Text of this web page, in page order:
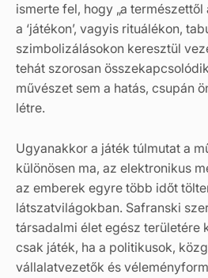
ismerte fel, hogy „a
a ‘játékon’, vagyis rituálékon,
szimbolizálásokon keresztül
tehát szorosan
művészet sem a hatás, csupán
létre.
Ugyanakkor a játék túlmutat a
különösen ma, az elektronikus
az emberek egyre több időt
látszatvilágokban. Safranski
társadalmi élet egész területére
csak játék, ha a politikusok,
vállalatvezetők és